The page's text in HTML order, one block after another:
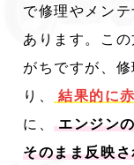
で修理やメン
あります。こ
がちですが、
り、
結果的に
に、 エンジン
そのまま反映